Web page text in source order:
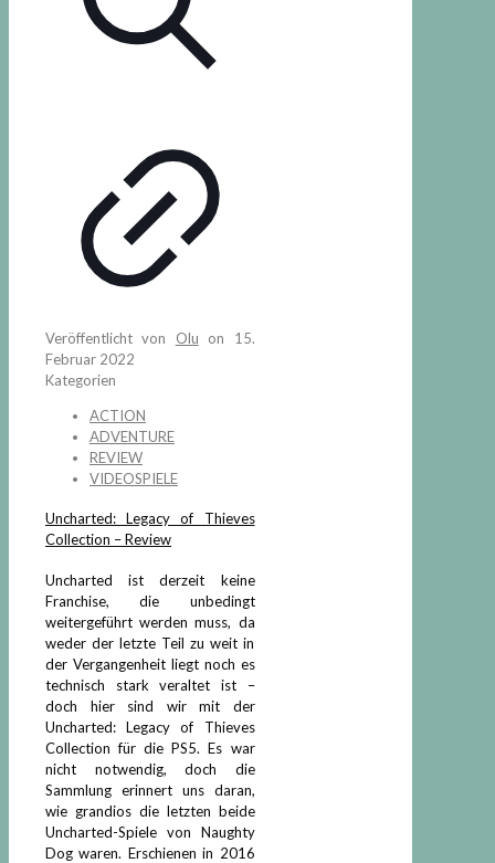
Veröffentlicht von Olu on 15.
Februar 2022
Kategorien
ACTION
ADVENTURE
REVIEW
VIDEOSPIELE
Uncharted: Legacy of Thieves
Collection – Review
Uncharted ist derzeit keine
Franchise, die unbedingt
weitergeführt werden muss, da
weder der letzte Teil zu weit in
der Vergangenheit liegt noch es
technisch stark veraltet ist –
doch hier sind wir mit der
Uncharted: Legacy of Thieves
Collection für die PS5. Es war
nicht notwendig, doch die
Sammlung erinnert uns daran,
wie grandios die letzten beide
Uncharted-Spiele von Naughty
Dog waren. Erschienen in 2016